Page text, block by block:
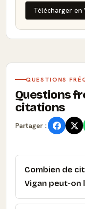
Télécharger en
QUESTIONS
Questions
citations
Partager :
Combien de
Vigan peut-on